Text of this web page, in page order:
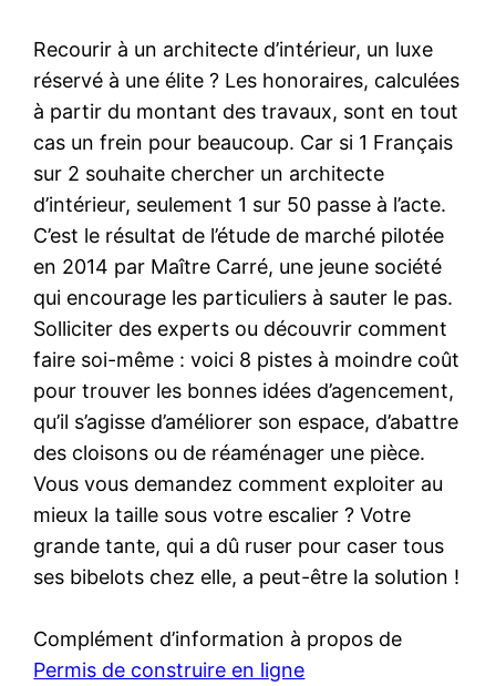
Recourir à un architecte d’intérieur, un luxe
réservé à une élite ? Les honoraires, calculées
à partir du montant des travaux, sont en tout
cas un frein pour beaucoup. Car si 1 Français
sur 2 souhaite chercher un architecte
d’intérieur, seulement 1 sur 50 passe à l’acte.
C’est le résultat de l’étude de marché pilotée
en 2014 par Maître Carré, une jeune société
qui encourage les particuliers à sauter le pas.
Solliciter des experts ou découvrir comment
faire soi-même : voici 8 pistes à moindre coût
pour trouver les bonnes idées d’agencement,
qu’il s’agisse d’améliorer son espace, d’abattre
des cloisons ou de réaménager une pièce.
Vous vous demandez comment exploiter au
mieux la taille sous votre escalier ? Votre
grande tante, qui a dû ruser pour caser tous
ses bibelots chez elle, a peut-être la solution !
Complément d’information à propos de
Permis de construire en ligne